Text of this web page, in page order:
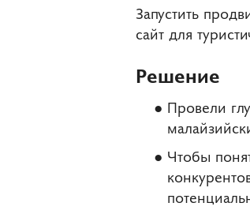
Запустить
сайт для
Решение
Провели
Чтобы